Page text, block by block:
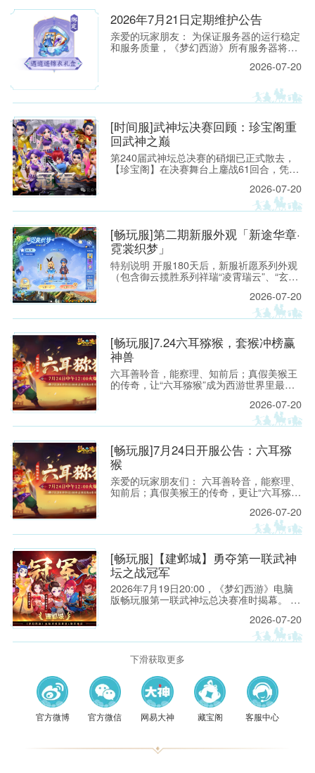
2026年7月21日定期维护公告
亲爱的玩家朋友： 为保证服务器的运行稳定
和服务质量，《梦幻西游》所有服务器将于
行的维护工作。预计维护时间为上午8:00至
戏时间，以免造成不必要的损失。
2026-07-20
[时间服]武神坛决赛回顾：珍宝阁重
回武神之巅
第240届武神坛总决赛的硝烟已正式散去，
【珍宝阁】在决赛舞台上鏖战61回合，凭借
克强敌【紫禁城】，再度捧起武神坛冠军奖
杯，重回武神之巅。 本场对决堪称武神坛战
术博弈的经典之战：禁选阶段双方针锋相
用莲台仙子普陀山精准反制咒师体系，面
对“打蓝”阵容从容应对，最终凭借关键回合
的果断出击锁定胜局。
2026-07-20
[畅玩服]第二期新服外观「新途华章·
霓裳织梦」
特别说明 开服180天后，新服祈愿系列外观
（包含御云揽胜系列祥瑞“凌霄瑞云”、“玄霆
系列锦衣“仙境奇旅”、光环“琼华戏梦”、足
迹“灵灯踏星”），将上架霓裳宝阁“典藏”，少
侠可使用霓裳积分购买。 [畅玩服]第一期新
2026-07-20
[畅玩服]7.24六耳猕猴，套猴冲榜赢
神兽
六耳善聆音，能察理、知前后；真假美猴王
的传奇，让“六耳猕猴”成为西游世界里最令
与不服输的豪气将化作一场全新的三界邀约
——2026年7月24日 12:00《梦幻西游》电
脑版畅玩服【六耳猕猴】即将开启！
2026-07-20
[畅玩服]7月24日开服公告：六耳猕
猴
亲爱的玩家朋友们： 六耳善聆音，能察理、
知前后；真假美猴王的传奇，更让“六耳猕
遐想的名字之一。它既有洞察世事的机敏，
也有敢于迎难而上的锋芒，更有不服输、不
低头的豪气。
2026-07-20
[畅玩服]【建邺城】勇夺第一联武神
坛之战冠军
2026年7月19日20:00，《梦幻西游》电脑
版畅玩服第一联武神坛总决赛准时揭幕。 一
队，他们一路披荆斩棘，挺进决赛，向着
【八零九零】战队的第一次大满贯发起冲
击。
2026-07-20
下滑获取更多
官方微博 官方微信 网易大神 藏宝阁 客服中心